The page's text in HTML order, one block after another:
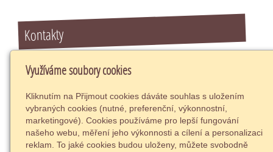
Kontakty
Poliklinika Masarykova 729,
517 41
73788261
info@psycholog-terapie.cz
+420 732 380 514
Využíváme soubory cookies
Kliknutím na Přijmout cookies dáváte souhlas s uložením
vybraných cookies (nutné, preferenční, výkonnostní,
marketingové). Cookies používáme pro lepší fungování
našeho webu, měření jeho výkonnosti a cílení a personalizaci
reklam. To jaké cookies budou uloženy, můžete svobodně